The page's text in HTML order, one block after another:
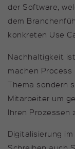
der Software,
dem
konkreten Use
Nachhaltigkeit
machen
Thema sondern
Mitarbeiter um
Ihren Prozessen
Digitalisierung
Anbieter
Zweck
Name
Anbieter